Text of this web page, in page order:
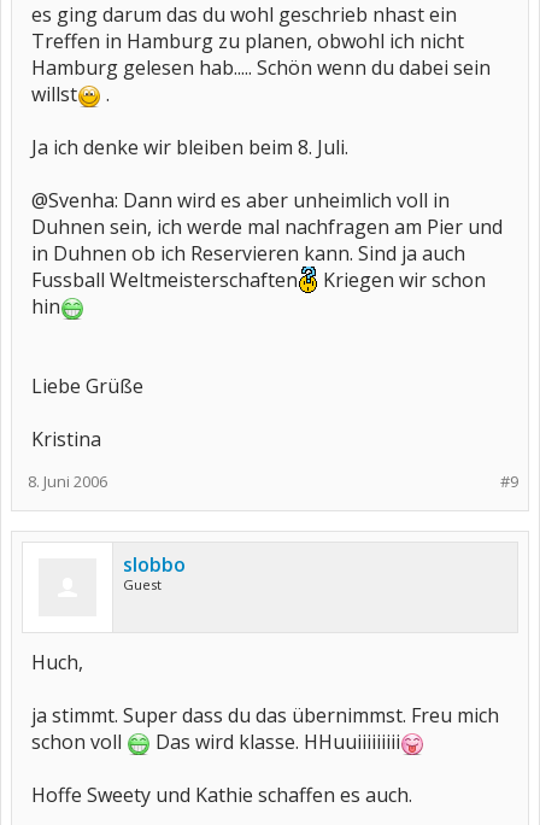
es ging darum das du wohl geschrieb nhast ein
Treffen in Hamburg zu planen, obwohl ich nicht
Hamburg gelesen hab..... Schön wenn du dabei sein
willst
.
Ja ich denke wir bleiben beim 8. Juli.
@Svenha: Dann wird es aber unheimlich voll in
Duhnen sein, ich werde mal nachfragen am Pier und
in Duhnen ob ich Reservieren kann. Sind ja auch
Fussball Weltmeisterschaften
Kriegen wir schon
hin
Liebe Grüße
Kristina
#9
8. Juni 2006
slobbo
Guest
Huch,
ja stimmt. Super dass du das übernimmst. Freu mich
schon voll
Das wird klasse. HHuuiiiiiiiii
Hoffe Sweety und Kathie schaffen es auch.